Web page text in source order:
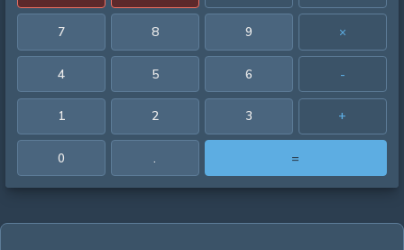
7 8 9 ×
4 5 6 -
1 2 3 +
0 . =